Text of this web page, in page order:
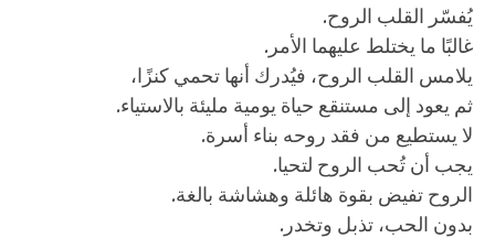
يُفسّر القلب الروح.
غالبًا ما يختلط عليهما الأمر.
يلامس القلب الروح، فيُدرك أنها تحمي كنزًا،
ثم يعود إلى مستنقع حياة يومية مليئة بالاستياء.
لا يستطيع من فقد روحه بناء أسرة.
يجب أن تُحب الروح لتحيا.
الروح تفيض بقوة هائلة وهشاشة بالغة.
بدون الحب، تذبل وتخدر.